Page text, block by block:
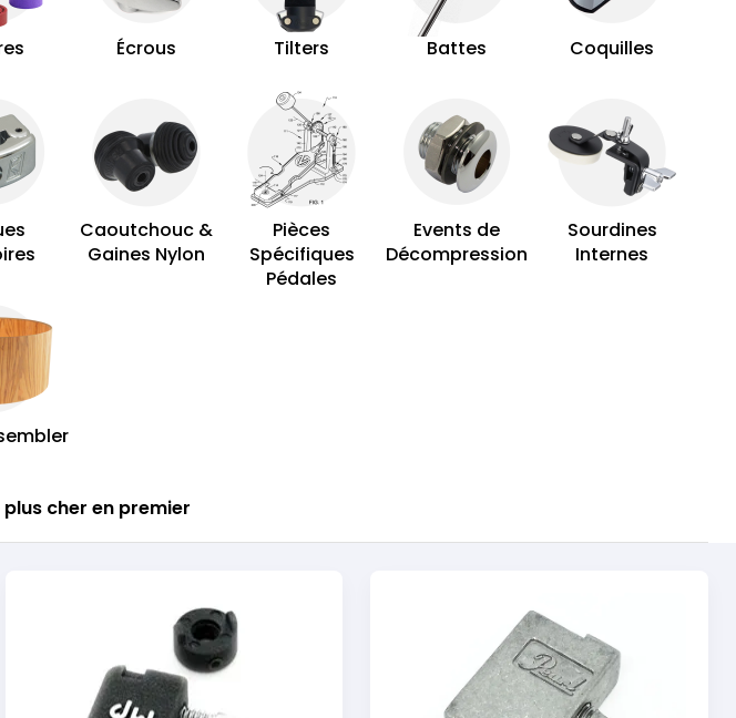
Écrous Tilters Battes Coquilles
Caoutchouc &
Gaines Nylon
Pièces
Spécifiques
Pédales
Events de
Décompression
Sourdines
Internes
plus cher en premier